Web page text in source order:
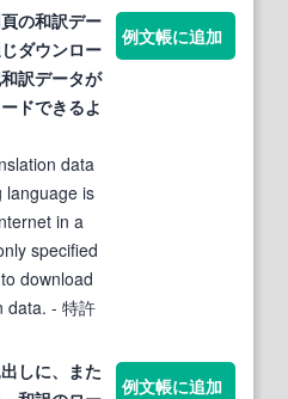
の和訳デー
ダウンロー
和訳データが
ドできるよ
data
language is
in a
specified
download
data. - 特許
例文帳に追加
しに、また
例文帳に追加